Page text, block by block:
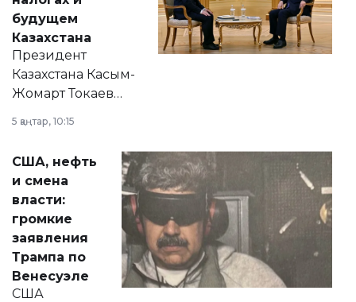
будущем
Казахстана
Президент
Казахстана Касым-
Жомарт Токаев
сразу несколько
актуальных тем —
от слухов о
политических
реформах до
вопросов армии,
экономики и
личного здоровья.
5 қаңтар, 10:15
США, нефть
и смена
власти:
громкие
заявления
Трампа по
Венесуэле
США